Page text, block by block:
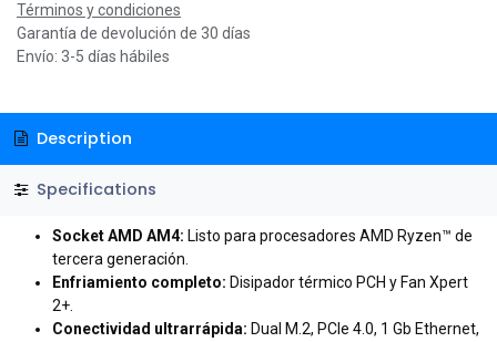
Términos y condiciones
Garantía de devolución de 30 días
Envío: 3-5 días hábiles
Description
Specifications
Socket AMD AM4: Listo para procesadores AMD Ryzen™ de
tercera generación.
Enfriamiento completo: Disipador térmico PCH y Fan Xpert
2+.
Conectividad ultrarrápida: Dual M.2, PCIe 4.0, 1 Gb Ethernet,